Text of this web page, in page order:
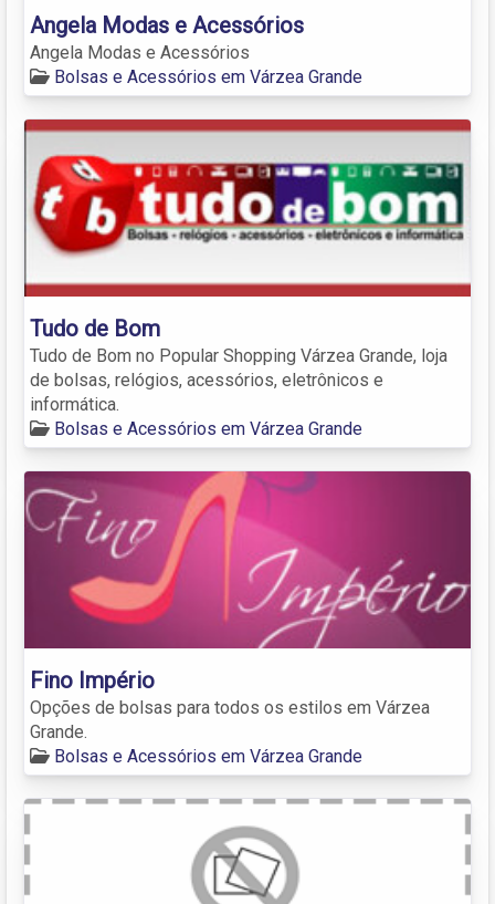
Angela Modas e Acessórios
Angela Modas e Acessórios
Bolsas e Acessórios em Várzea Grande
Tudo de Bom
Tudo de Bom no Popular Shopping Várzea Grande, loja
de bolsas, relógios, acessórios, eletrônicos e
informática.
Bolsas e Acessórios em Várzea Grande
Fino Império
Opções de bolsas para todos os estilos em Várzea
Grande.
Bolsas e Acessórios em Várzea Grande